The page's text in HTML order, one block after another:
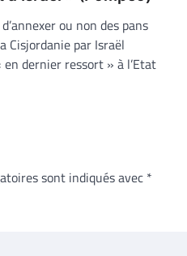
ou non des pans
Cisjordanie par Israël
dernier ressort » à l’Etat
sont indiqués avec *